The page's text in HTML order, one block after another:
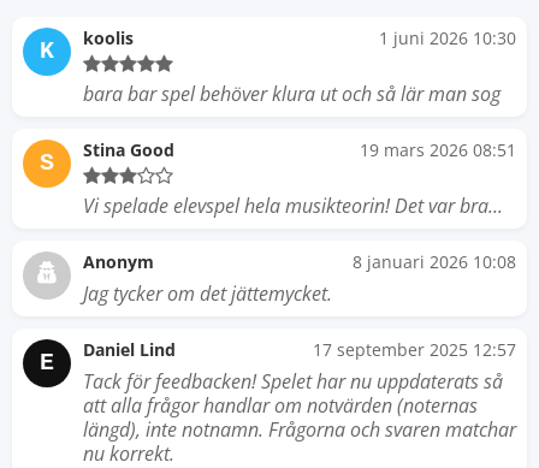
K koolis 1 juni 2026 10:30
bara bar spel behöver klura ut och så lär man sog
S Stina Good 19 mars 2026 08:51
Vi spelade elevspel hela musikteorin! Det var bra...
Anonym 8 januari 2026 10:08
Jag tycker om det jättemycket.
E Daniel Lind 17 september 2025 12:57
Tack för feedbacken! Spelet har nu uppdaterats så
att alla frågor handlar om notvärden (noternas
längd), inte notnamn. Frågorna och svaren matchar
nu korrekt.